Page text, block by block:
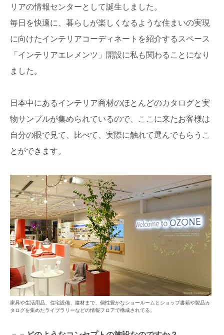
リアの情報センターとして誕生しました。
毎日を快適に、暮らしが楽しくなるような住まいの実現
に向けたインテリアコーディネートを紹介するスペース
「インテリアエレメンツ」開設に私も関わることになり
ました。
日本中にあるインテリア商材のほとんどのカタログと実
物サンプルが集められているので、ここに来たお客様は
自分の眼で見て、比べて、実際に触れて選んでもらうこ
とができます。
家具や生活用品、住宅設備、建材まで、個性豊かなショールームとショップ書籍や製品カ
タログを集めたライブラリーなどの情報フロアで構成されてる。